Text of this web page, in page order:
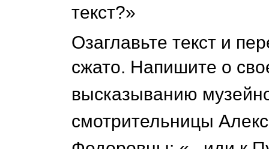
текст?»
Озаглавьте текст и
сжато. Напишите о
высказыванию
смотрительницы